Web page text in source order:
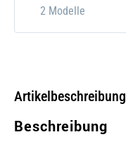
2 Modelle
Artikelbeschreibung
Beschreibung